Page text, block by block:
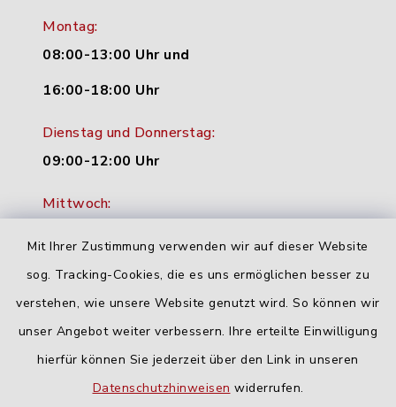
Mit Ihrer Zustimmung verwenden wir auf dieser Website
sog. Tracking-Cookies, die es uns ermöglichen besser zu
verstehen, wie unsere Website genutzt wird. So können wir
unser Angebot weiter verbessern. Ihre erteilte Einwilligung
hierfür können Sie jederzeit über den Link in unseren
Datenschutzhinweisen widerrufen.
Montag:
08:00-13:00 Uhr und
16:00-18:00 Uhr
Dienstag und Donnerstag:
09:00-12:00 Uhr
Mittwoch:
Freitag:
geschlossen
Quicklinks